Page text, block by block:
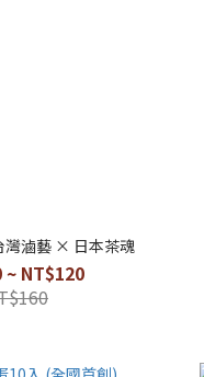
灣滷藝 × 日本茶魂
~ NT$120